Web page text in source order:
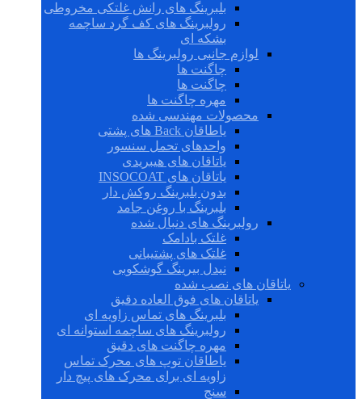
بلبرینگ های رانش غلتکی مخروطی
رولبرینگ های کف گرد ساچمه
بشکه ای
لوازم جانبی رولبرینگ ها
چاگنت ها
چاگنت ها
مهره چاگنت ها
محصولات مهندسی شده
یاطاقان Back های پشتی
واحدهای تحمل سنسور
یاتاقان های هیبریدی
یاتاقان های INSOCOAT
بدون بلبرینگ روکش دار
بلبرینگ با روغن جامد
رولبرینگ های دنبال شده
غلتک بادامک
غلتک های پشتیبانی
نیدل بیرینگ گوشکوبی
یاتاقان های نصب شده
یاتاقان های فوق العاده دقیق
بلبرینگ های تماس زاویه ای
رولبرینگ های ساچمه استوانه ای
مهره چاگنت های دقیق
یاطاقان توپ های محرک تماس
زاویه ای برای محرک های پیچ دار
سنج